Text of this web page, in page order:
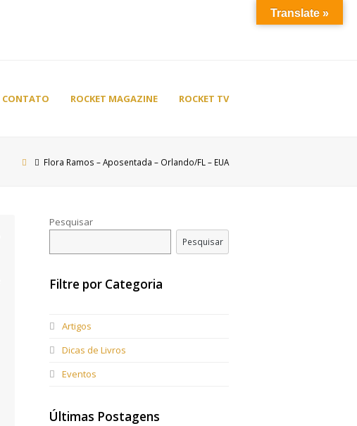
CONTATO ROCKET MAGAZINE ROCKET TV
Flora Ramos – Aposentada – Orlando/FL – EUA
Pesquisar
Pesquisar
Filtre por Categoria
Artigos
Dicas de Livros
Eventos
Últimas Postagens
Translate »